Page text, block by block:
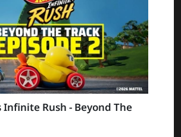
Infinite Rush - Beyond The